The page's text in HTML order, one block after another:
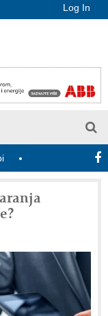
Log In
COMBYPACK U